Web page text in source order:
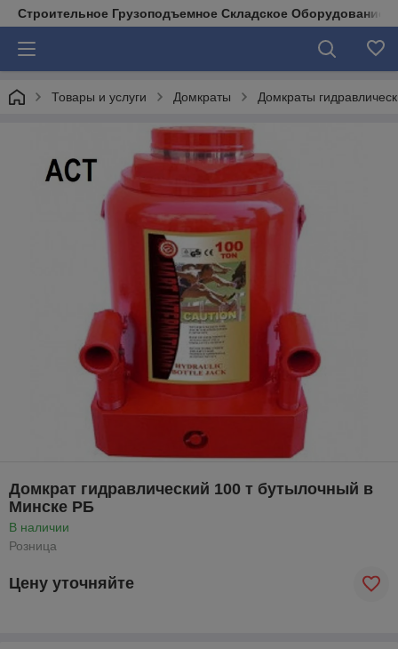
Строительное Грузоподъемное Складское Оборудование
Товары и услуги Домкраты Домкраты
Домкрат гидравлический 100 т бутылочный в
Минске РБ
В наличии
Розница
Цену уточняйте